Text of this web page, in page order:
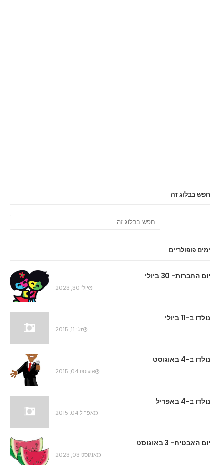
חפש בבלוג זה
ימים פופולריים
יום החברות- 30 ביולי
יולי 30, 2023
נולדו ב-11 ביולי
יולי 11, 2015
נולדו ב-4 באוגוסט
אוגוסט 04, 2015
נולדו ב-4 באפריל
אפריל 04, 2015
יום האבטיח- 3 באוגוסט
אוגוסט 03, 2023